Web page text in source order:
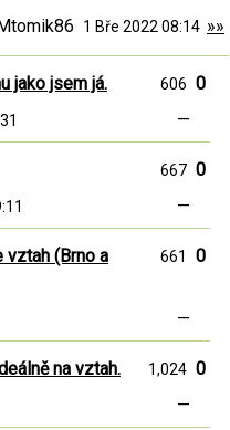
1 Bře 2022 08:14 »»
jako jsem já. 606 0
—
667 0
—
vztah (Brno a
661 0
—
na vztah. 1,024 0
—